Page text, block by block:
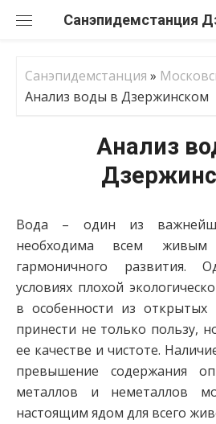
Санэпидемстанция
Санэпидемстанция »
Анализ воды в Дзержинском
Анализ
Вода – один из
необходима всем живым
гармоничного развития.
условиях плохой
в особенности из открытых
принести не только пользу,
ее качестве и чистоте.
превышение содержания
металлов и неметаллов
настоящим ядом для всего